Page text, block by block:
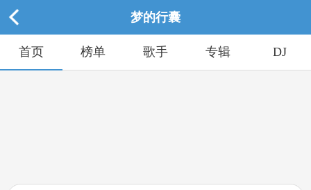
梦的行囊
首页 榜单 歌手 专辑 DJ